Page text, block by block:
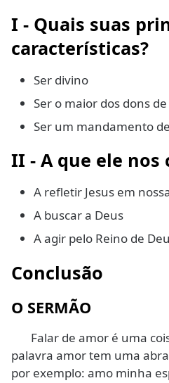
I - Quais suas
características?
Ser divino
Ser o maior dos dons
Ser um mandamento
II - A que ele nos
A refletir Jesus em
A buscar a Deus
A agir pelo Reino de
Conclusão
O SERMÃO
Falar de amor é uma
palavra amor tem uma
por exemplo: amo minha